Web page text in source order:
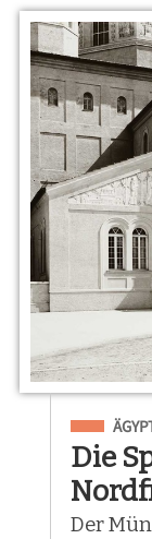
Die
Der